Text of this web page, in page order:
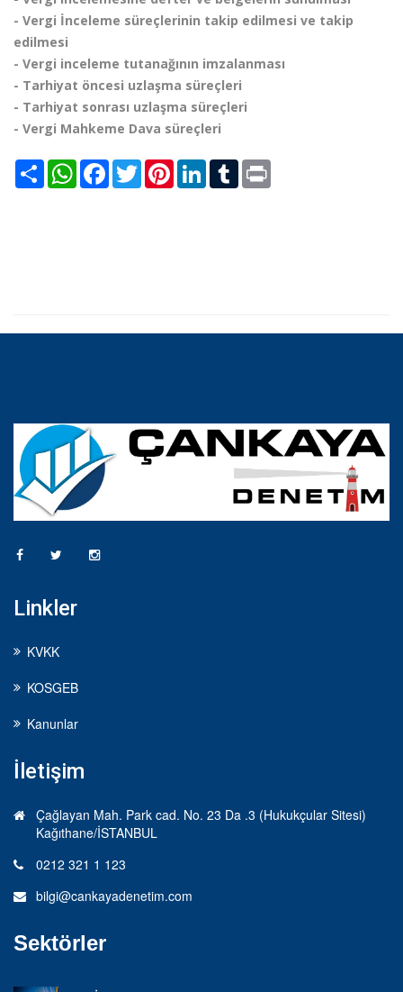
- Vergi İnceleme süreçlerinin takip edilmesi ve takip
edilmesi
- Vergi inceleme tutanağının imzalanması
- Tarhiyat öncesi uzlaşma süreçleri
- Tarhiyat sonrası uzlaşma süreçleri
- Vergi Mahkeme Dava süreçleri
ShareWhatsAppFacebook
TwitterPinterestLinkedIn
Tumblr
Linkler
KVKK
KOSGEB
Kanunlar
İletişim
Çağlayan Mah. Park cad. No. 23 Da .3 (Hukukçular Sitesi)
Kağıthane/İSTANBUL
0212 321 1 123
bilgi@cankayadenetim.com
Sektörler